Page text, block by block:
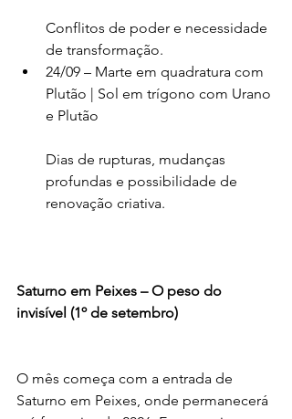
Conflitos de poder e necessidade
de transformação.
24/09 – Marte em quadratura com
Plutão | Sol em trígono com Urano
e Plutão
Dias de rupturas, mudanças
profundas e possibilidade de
renovação criativa.
Saturno em Peixes – O peso do
invisível (1º de setembro)
O mês começa com a entrada de
Saturno em Peixes, onde permanecerá